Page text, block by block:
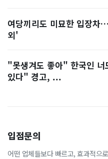
여당끼리도 미묘한 입장
외'
"못생겨도 좋아" 한국인
있다" 경고, ...
입점문의
어떤 업체들보다 빠르고, 효과적으로